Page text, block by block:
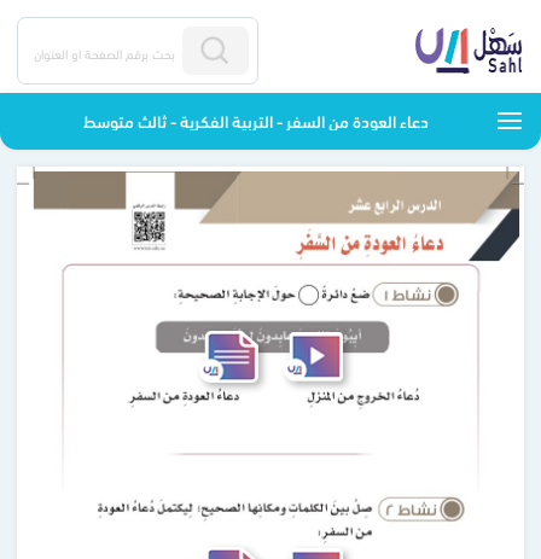
دعاء العودة من السفر - التربية الفكرية - ثالث متوسط